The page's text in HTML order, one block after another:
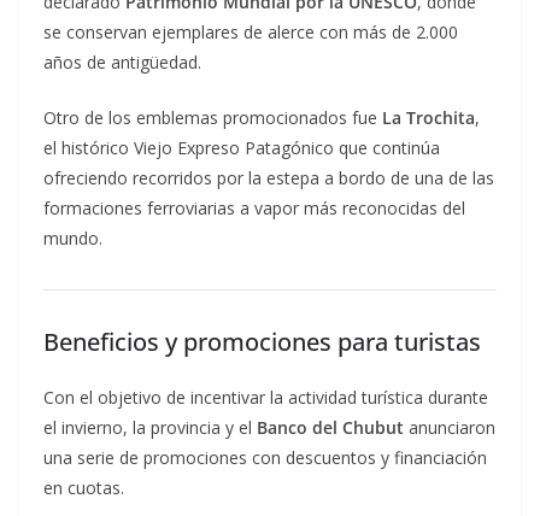
se conservan ejemplares de alerce con más de 2.000
años de antigüedad.
Otro de los emblemas promocionados fue La Trochita,
el histórico Viejo Expreso Patagónico que continúa
ofreciendo recorridos por la estepa a bordo de una de las
formaciones ferroviarias a vapor más reconocidas del
mundo.
Beneficios y promociones para turistas
Con el objetivo de incentivar la actividad turística durante
el invierno, la provincia y el Banco del Chubut anunciaron
una serie de promociones con descuentos y financiación
en cuotas.